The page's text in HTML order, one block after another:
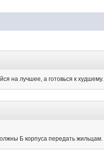
на лучшее, а готовься к худшему.
Б корпуса передать жильцам.